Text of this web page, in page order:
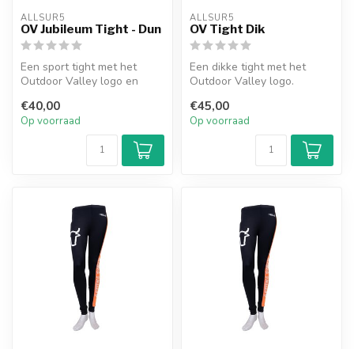
ALLSUR5
OV Jubileum Tight - Dun
Een sport tight met het
Outdoor Valley logo en
jubileumtekst 'Ge...
€40,00
Op voorraad
ALLSUR5
OV Tight Dik
Een dikke tight met het
Outdoor Valley logo.
€45,00
Op voorraad